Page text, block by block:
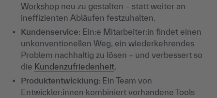
Workshop neu zu gestalten – statt weiter an
ineffizienten Abläufen festzuhalten.
Kundenservice: Ein:e Mitarbeiter:in findet einen
unkonventionellen Weg, ein wiederkehrendes
Problem nachhaltig zu lösen – und verbessert so
die Kundenzufriedenheit.
Produktentwicklung: Ein Team von
Entwickler:innen kombiniert vorhandene Tools